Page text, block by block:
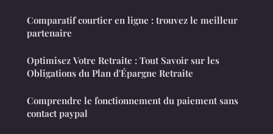
Comparatif courtier en ligne : trouvez le meilleur
partenaire
Optimisez Votre Retraite : Tout Savoir sur les
Obligations du Plan d'Épargne Retraite
Comprendre le fonctionnement du paiement sans
contact paypal